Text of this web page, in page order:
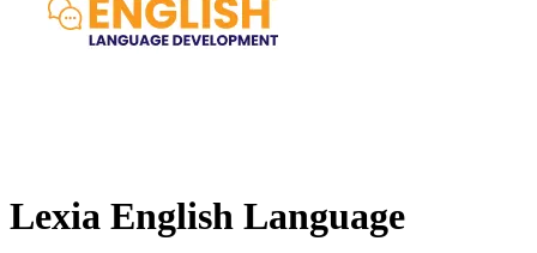
Lexia English Language